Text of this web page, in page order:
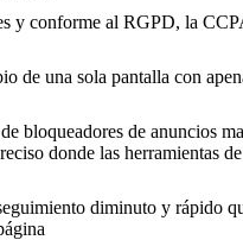
y conforme al RGPD, la
de una sola pantalla con
bloqueadores de anuncios
donde las herramientas
diminuto y rápido